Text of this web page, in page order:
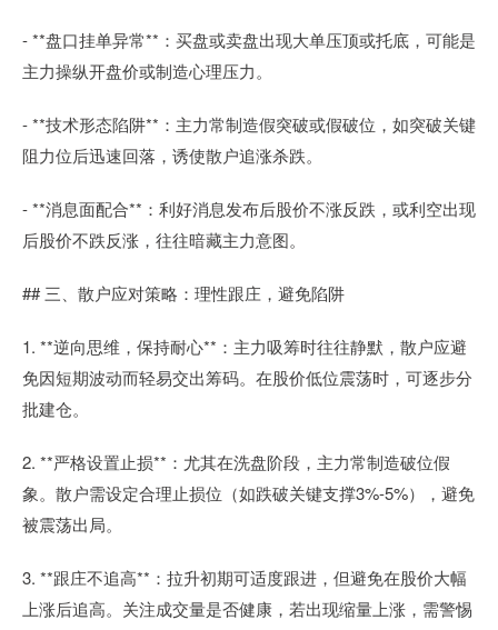
- **盘口挂单异常**：买盘或卖盘出现大单压顶或托底，可能是
主力操纵开盘价或制造心理压力。
- **技术形态陷阱**：主力常制造假突破或假破位，如突破关键
阻力位后迅速回落，诱使散户追涨杀跌。
- **消息面配合**：利好消息发布后股价不涨反跌，或利空出现
后股价不跌反涨，往往暗藏主力意图。
## 三、散户应对策略：理性跟庄，避免陷阱
1. **逆向思维，保持耐心**：主力吸筹时往往静默，散户应避
免因短期波动而轻易交出筹码。在股价低位震荡时，可逐步分
批建仓。
2. **严格设置止损**：尤其在洗盘阶段，主力常制造破位假
象。散户需设定合理止损位（如跌破关键支撑3%-5%），避免
被震荡出局。
3. **跟庄不追高**：拉升初期可适度跟进，但避免在股价大幅
上涨后追高。关注成交量是否健康，若出现缩量上涨，需警惕